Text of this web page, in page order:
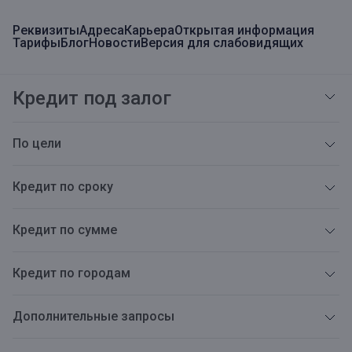
РеквизитыАдресаКарьераОткрытая информация
ТарифыБлогНовостиВерсия для слабовидящих
Кредит под залог
По цели
Кредит по сроку
Кредит по сумме
Кредит по городам
Дополнительные запросы